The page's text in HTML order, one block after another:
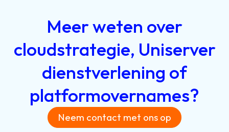
Meerweten over
cloudstrategie, Uniserver
dienstverlening of
platformovernames?
Neem contact met ons op